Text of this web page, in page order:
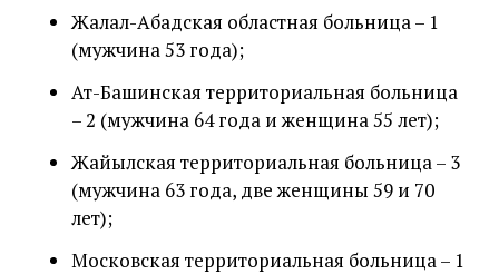
Жалал-Абадская областная больница – 1
(мужчина 53 года);
Ат-Башинская территориальная больница
– 2 (мужчина 64 года и женщина 55 лет);
Жайылская территориальная больница – 3
(мужчина 63 года, две женщины 59 и 70
лет);
Московская территориальная больница – 1